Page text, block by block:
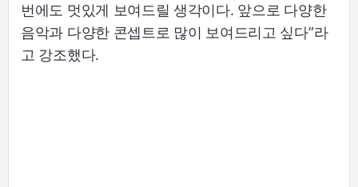
번에도 멋있게 보여드릴 생각이다. 앞으로 다양한
음악과 다양한 콘셉트로 많이 보여드리고 싶다”라
고 강조했다.